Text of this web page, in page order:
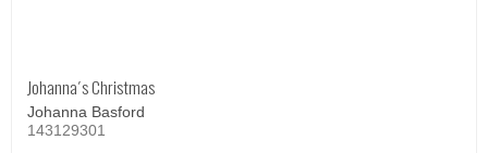
Johanna´s Christmas
Johanna Basford
143129301